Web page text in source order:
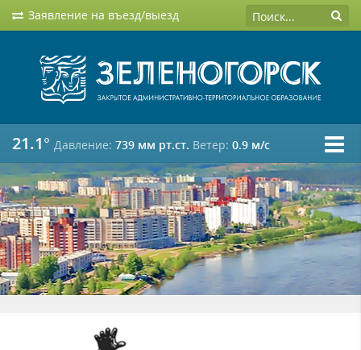
Заявление на въезд/выезд
21.1° Давление: 739 мм рт.ст. Ветер: 0.9 м/c